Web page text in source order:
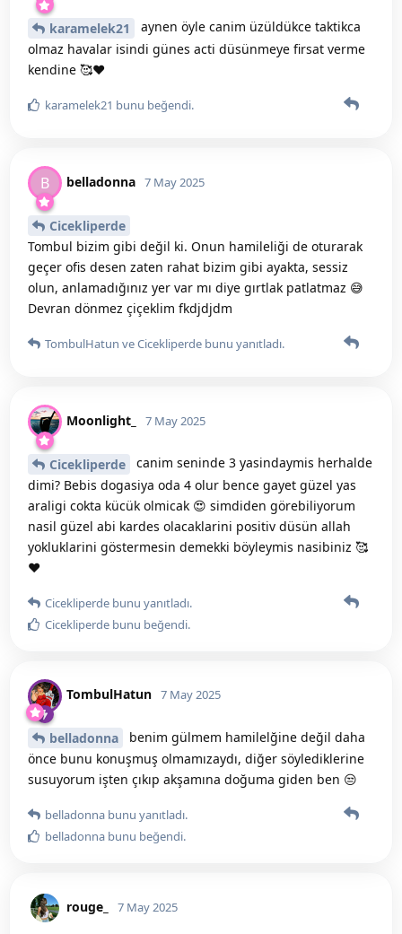
karamelek21
aynen öyle canim üzüldükce taktikca
olmaz havalar isindi günes acti düsünmeye firsat verme
kendine 🥰❤️
karamelek21 bunu beğendi.
B belladonna 7 May 2025
Cicekliperde
Tombul bizim gibi değil ki. Onun hamileliği de oturarak
geçer ofis desen zaten rahat bizim gibi ayakta, sessiz
olun, anlamadığınız yer var mı diye gırtlak patlatmaz 😅
Devran dönmez çiçeklim fkdjdjdm
TombulHatun veCicekliperde bunu yanıtladı.
Moonlight_ 7 May 2025
Cicekliperde
canim seninde 3 yasindaymis herhalde
dimi? Bebis dogasiya oda 4 olur bence gayet güzel yas
araligi cokta kücük olmicak 😍 simdiden görebiliyorum
nasil güzel abi kardes olacaklarini positiv düsün allah
yokluklarini göstermesin demekki böyleymis nasibiniz 🥰
❤️
Cicekliperde bunu yanıtladı.
Cicekliperde bunu beğendi.
TombulHatun 7 May 2025
belladonna
benim gülmem hamilelğine değil daha
önce bunu konuşmuş olmamızaydı, diğer söylediklerine
susuyorum işten çıkıp akşamına doğuma giden ben 😒
belladonna bunu yanıtladı.
belladonna bunu beğendi.
rouge_ 7 May 2025